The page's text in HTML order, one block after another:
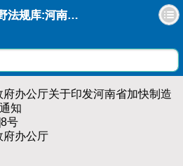
会计视野法规库:河南省人民政府办公厅关于印发河南省加快制造业“六新”突破实施方案的通知
府办公厅关于印发河南省加快制造
知
号
府办公厅